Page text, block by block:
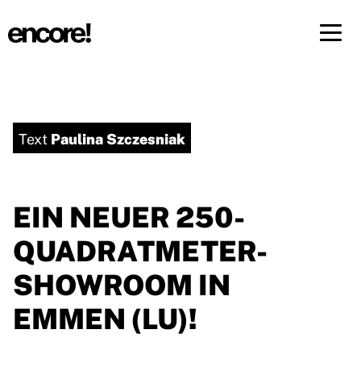
Text Paulina Szczesniak
EIN NEUER 250-
QUADRATMETER-
SHOWROOM IN
EMMEN (LU)!